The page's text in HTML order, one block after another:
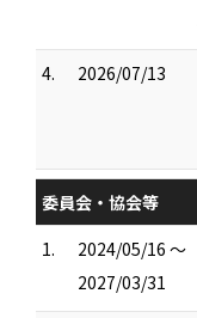
4. 2026/07/13
委員会・協会等
1.
2024/05/16 ～
2027/03/31